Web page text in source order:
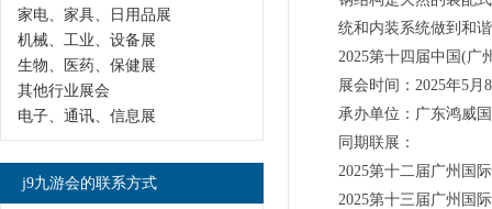
统和内装系统做到和
2025第十四届中国(广
展会时间：2025年
承办单位：广东鸿威
同期联展：
2025第十二届广州国
2025第十三届广州国
家电、家具、日用品展
机械、工业、设备展
生物、医药、保健展
其他行业展会
电子、通讯、信息展
j9九游会的联系方式